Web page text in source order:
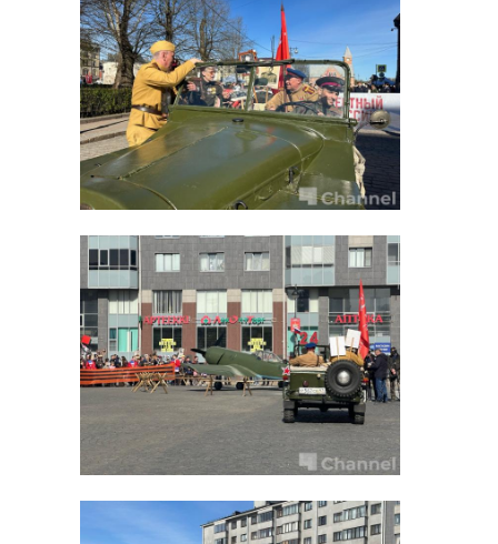
день победы
мемориал зайцево
возложение цветов
Поделиться статьей:
наших улицах
развивается Знамя
Победы. Этот
подвига советского
народа напоминает
нам о том, что
сплочение и воля к
Победе всегда
помогала нашему
народу
самые тяжелые
испытания.
Вспомним сегодня
имена Героев,
почтим их память.
Поклонимся всем,
кто отстоял свободу